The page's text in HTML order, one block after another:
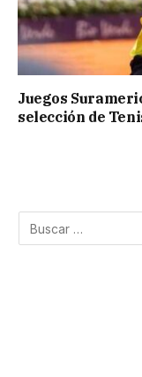
Juegos
selección de